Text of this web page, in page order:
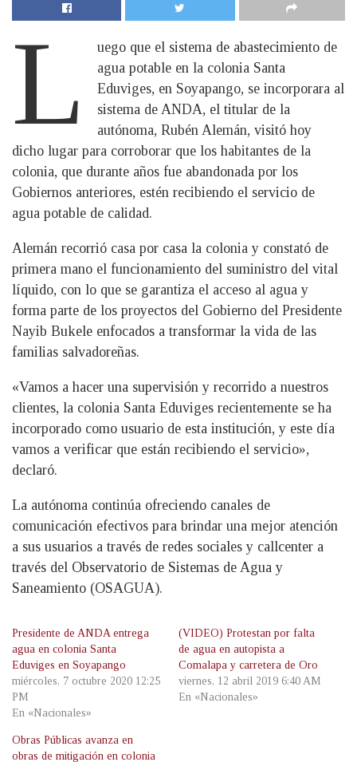
L
uego que el sistema de abastecimiento de
agua potable en la colonia Santa
Eduviges, en Soyapango, se incorporara al
sistema de ANDA, el titular de la
autónoma, Rubén Alemán, visitó hoy
dicho lugar para corroborar que los habitantes de la
colonia, que durante años fue abandonada por los
Gobiernos anteriores, estén recibiendo el servicio de
agua potable de calidad.
Alemán recorrió casa por casa la colonia y constató de
primera mano el funcionamiento del suministro del vital
líquido, con lo que se garantiza el acceso al agua y
forma parte de los proyectos del Gobierno del Presidente
Nayib Bukele enfocados a transformar la vida de las
familias salvadoreñas.
«Vamos a hacer una supervisión y recorrido a nuestros
clientes, la colonia Santa Eduviges recientemente se ha
incorporado como usuario de esta institución, y este día
vamos a verificar que están recibiendo el servicio»,
declaró.
La autónoma continúa ofreciendo canales de
comunicación efectivos para brindar una mejor atención
a sus usuarios a través de redes sociales y callcenter a
través del Observatorio de Sistemas de Agua y
Saneamiento (OSAGUA).
Presidente de ANDA entrega
agua en colonia Santa
Eduviges en Soyapango
miércoles, 7 octubre 2020 12:25
PM
En «Nacionales»
(VIDEO) Protestan por falta
de agua en autopista a
Comalapa y carretera de Oro
viernes, 12 abril 2019 6:40 AM
En «Nacionales»
Obras Públicas avanza en
obras de mitigación en colonia